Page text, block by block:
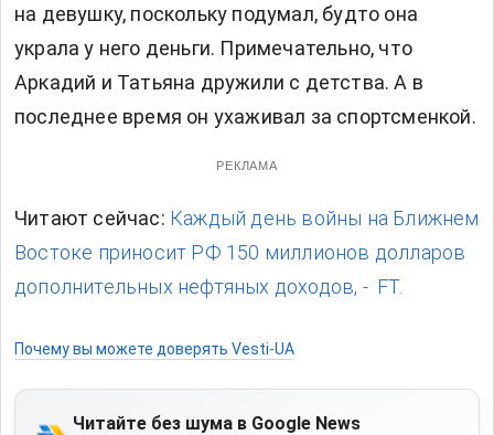
на девушку, поскольку подумал, будто она
украла у него деньги. Примечательно, что
Аркадий и Татьяна дружили с детства. А в
последнее время он ухаживал за спортсменкой.
РЕКЛАМА
Читают сейчас: Каждый день войны на Ближнем
Востоке приносит РФ 150 миллионов долларов
дополнительных нефтяных доходов, - FT.
Почему вы можете доверять Vesti-UA
Читайте без шума в Google News